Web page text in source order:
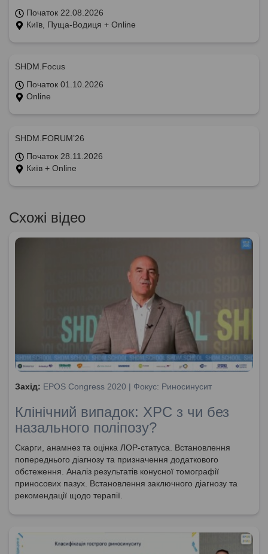
Початок 22.08.2026
Київ, Пуща-Водиця + Online
SHDM.Focus
Початок 01.10.2026
Online
SHDM.FORUM’26
Початок 28.11.2026
Київ + Online
Схожі відео
Захід: EPOS Congress 2020 | Фокус: Риносинусит
Клінічний випадок: ХРС з чи без
назального поліпозу?
Скарги, анамнез та оцінка ЛОР-статуса. Встановлення
попереднього діагнозу та призначення додаткового
обстеження. Аналіз результатів конусної томографії
приносових пазух. Встановлення заключного діагнозу та
рекомендації щодо терапії.